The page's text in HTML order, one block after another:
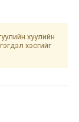
хуулийн
хэсгийг